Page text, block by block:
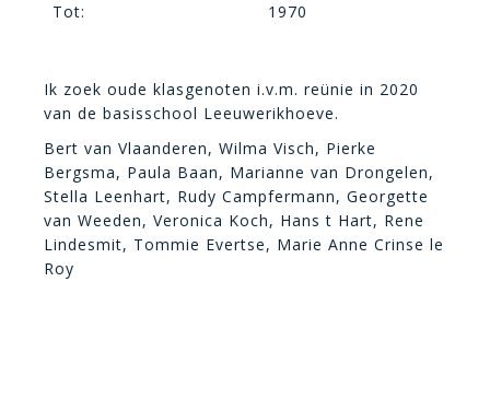
Tot:
1970
Ik zoek oude klasgenoten i.v.m. reünie in 2020
van de basisschool Leeuwerikhoeve.
Bert van Vlaanderen, Wilma Visch, Pierke
Bergsma, Paula Baan, Marianne van Drongelen,
Stella Leenhart, Rudy Campfermann, Georgette
van Weeden, Veronica Koch, Hans t Hart, Rene
Lindesmit, Tommie Evertse, Marie Anne Crinse le
Roy